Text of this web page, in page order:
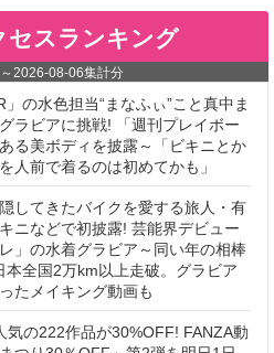
セスランキング
～2026-08-06集計分
」の水色担当“まなふぃ”こと真中ま
ラビアに挑戦! 「週刊プレイボー
る美ボディを披露～「ビキニとか
人前で着るのは初めてかも」
してきたバイクを愛する旅人・有
ニなどで初披露! 芸能界デビュー
」の水着グラビア～同い年の相棒
本全国2万km以上走破。グラビア
たメイキング動画も
気の222作品が30%OFF! FANZA動